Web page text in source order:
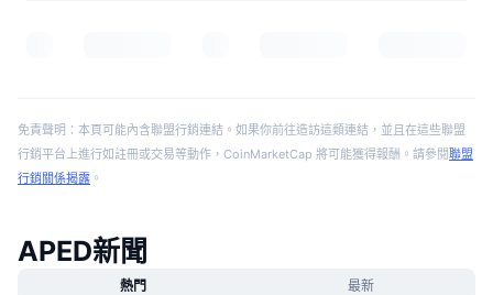
免責聲明：本頁可能內含聯盟行銷連結。如果你前往造訪這類連結，並且在這些聯盟
行銷平台上進行如註冊或交易等動作，CoinMarketCap 將可能獲得報酬。請參閱聯盟
行銷關係揭露 。
APED新聞
熱門 最新